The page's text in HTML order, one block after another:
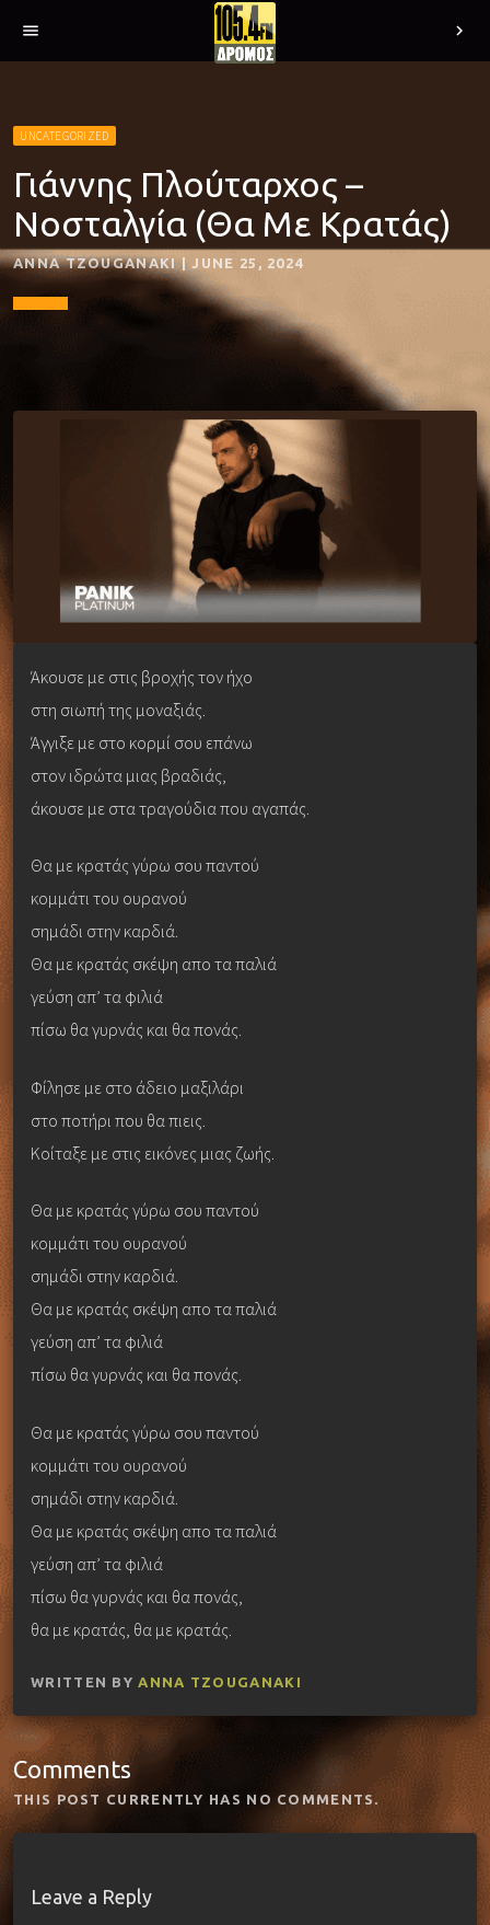
menu chevron_right
UNCATEGORIZED
Γιάννης Πλούταρχος –
Νοσταλγία (Θα Με Κρατάς)
ANNA TZOUGANAKI | JUNE 25, 2024
Άκουσε με στις βροχής τον ήχο
στη σιωπή της μοναξιάς.
Άγγιξε με στο κορμί σου επάνω
στον ιδρώτα μιας βραδιάς,
άκουσε με στα τραγούδια που αγαπάς.
Θα με κρατάς γύρω σου παντού
κομμάτι του ουρανού
σημάδι στην καρδιά.
Θα με κρατάς σκέψη απο τα παλιά
γεύση απ’ τα φιλιά
πίσω θα γυρνάς και θα πονάς.
Φίλησε με στο άδειο μαξιλάρι
στο ποτήρι που θα πιεις.
Κοίταξε με στις εικόνες μιας ζωής.
Θα με κρατάς γύρω σου παντού
κομμάτι του ουρανού
σημάδι στην καρδιά.
Θα με κρατάς σκέψη απο τα παλιά
γεύση απ’ τα φιλιά
πίσω θα γυρνάς και θα πονάς.
Θα με κρατάς γύρω σου παντού
κομμάτι του ουρανού
σημάδι στην καρδιά.
Θα με κρατάς σκέψη απο τα παλιά
γεύση απ’ τα φιλιά
πίσω θα γυρνάς και θα πονάς,
θα με κρατάς, θα με κρατάς.
WRITTEN BYANNA TZOUGANAKI
Comments
THIS POST CURRENTLY HAS NO COMMENTS.
Leave a Reply